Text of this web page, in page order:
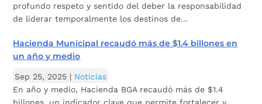
profundo respeto y sentido del deber la responsabilidad
de liderar temporalmente los destinos de...
Hacienda Municipal recaudó más de $1.4 billones en
un año y medio
Sep 25, 2025 | Noticias
En año y medio, Hacienda BGA recaudó más de $1.4